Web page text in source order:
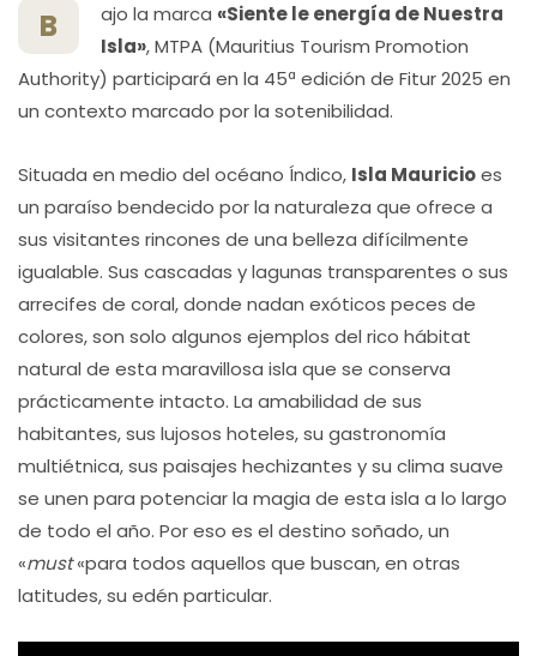
B ajo la marca «Siente le energía de Nuestra
Isla», MTPA (Mauritius Tourism Promotion
Authority) participará en la 45ª edición de Fitur 2025 en
un contexto marcado por la sotenibilidad.
Situada en medio del océano Índico, Isla Mauricioes
un paraíso bendecido por la naturaleza que ofrece a
sus visitantes rincones de una belleza difícilmente
igualable. Sus cascadas y lagunas transparentes o sus
arrecifes de coral, donde nadan exóticos peces de
colores, son solo algunos ejemplos del rico hábitat
natural de esta maravillosa isla que se conserva
prácticamente intacto. La amabilidad de sus
habitantes, sus lujosos hoteles, su gastronomía
multiétnica, sus paisajes hechizantes y su clima suave
se unen para potenciar la magia de esta isla a lo largo
de todo el año. Por eso es el destino soñado, un
«must«para todos aquellos que buscan, en otras
latitudes, su edén particular.